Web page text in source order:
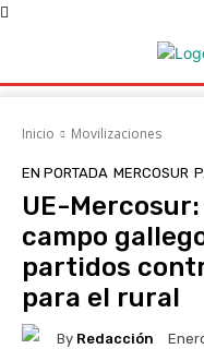
Inicio Movilizaciones
EN PORTADA MERCOSUR
UE-
campo
partidos
para el rural
By Redacción